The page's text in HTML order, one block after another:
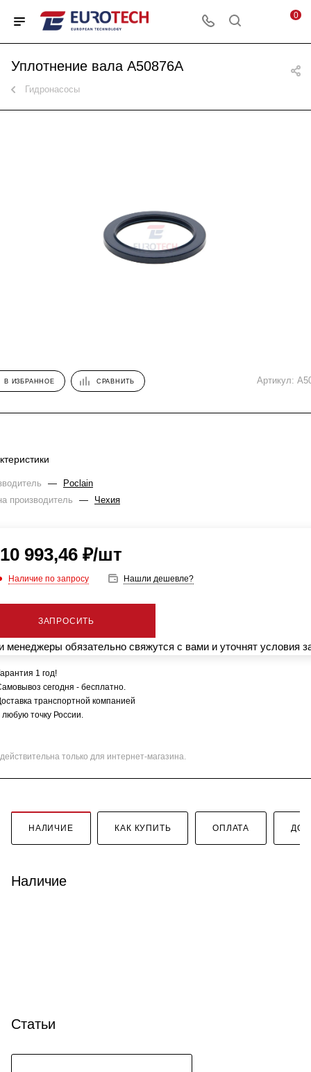
0
Уплотнение вала A50876A
Гидронасосы
В ИЗБРАННОЕ СРАВНИТЬ Артикул:
—
Poclain
производитель
— Чехия
10 993,46 ₽/шт
Наличие по запросу Нашли дешевле?
ЗАПРОСИТЬ
менеджеры обязательно свяжутся с вами и уточнят условия
1 год!
сегодня - бесплатно.
транспортной компанией
любую точку России.
только для интернет-магазина.
НАЛИЧИЕ КАК КУПИТЬ ОПЛАТА
Наличие
Статьи